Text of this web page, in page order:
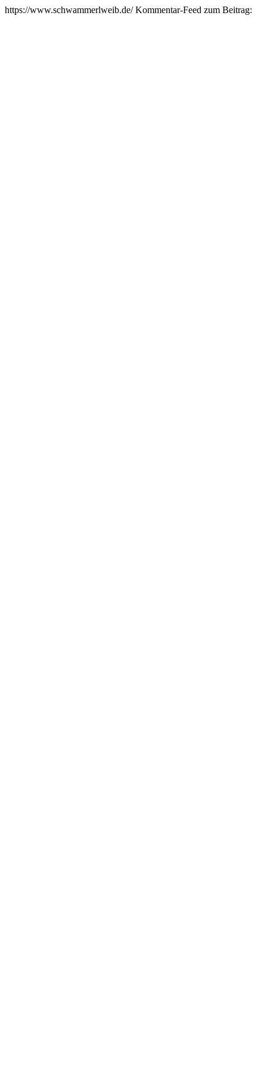
https://www.schwammerlweib.de/Kommentar-Feed zum Beitrag: